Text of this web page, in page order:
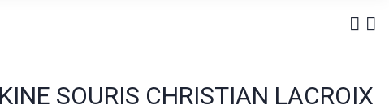
SOURIS CHRISTIAN LACROIX